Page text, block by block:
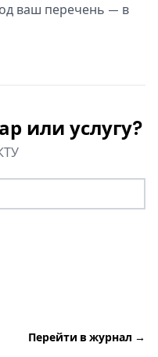
ваш перечень — в
или услугу?
Перейти в журнал →